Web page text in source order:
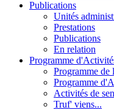
Publications
Unités
Prestations
Publications
En relation
Programme
Programme
Programme
Activités de
Truf' viens...